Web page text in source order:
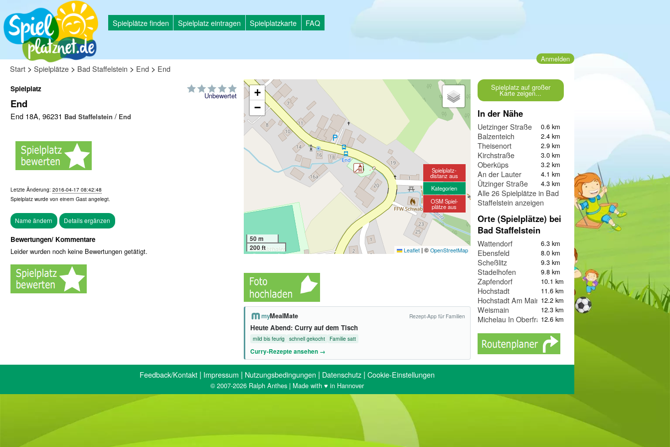
Spielplätze finden Spielplatz eintragen Spielplatzkarte FAQ
Anmelden
Start > Spielplätze > Bad Staffelstein > End > End
Unbewertet
Spielplatz
End
End 18A, 96231 Bad Staffelstein / End
Letzte Änderung: 2016-04-17 08:42:48
Spielplatz wurde von einem Gast angelegt.
Bewertungen/ Kommentare
Leider wurden noch keine Bewertungen getätigt.
+
−
50 m
200 ft
Leaflet |© OpenStreetMap
Spielplatz-
distanz aus
Kategorien
OSM Spiel-
plätze aus
myMealMate Rezept-App für Familien
Heute Abend: Curry auf dem Tisch
mild bis feurig schnell gekocht Familie satt
Curry-Rezepte ansehen →
Spielplatz auf großer
Karte zeigen...
In der Nähe
Uetzinger Straße 0.6 km
Balzenteich 2.4 km
Theisenort 2.9 km
Kirchstraße 3.0 km
Oberküps 3.2 km
An der Lauter 4.1 km
Ützinger Straße 4.3 km
Alle 26 Spielplätze in Bad
Staffelstein anzeigen
Orte (Spielplätze) bei
Bad Staffelstein
Wattendorf 6.3 km
Ebensfeld 8.0 km
Scheßlitz 9.3 km
Stadelhofen 9.8 km
Zapfendorf 10.1 km
Hochstadt 11.6 km
Hochstadt Am Main 12.2 km
Weismain 12.3 km
Michelau In Oberfranken
12.6 km
Feedback/Kontakt | Impressum | Nutzungsbedingungen | Datenschutz | Cookie-Einstellungen
© 2007-2026 Ralph Anthes | Made with ♥ in Hannover